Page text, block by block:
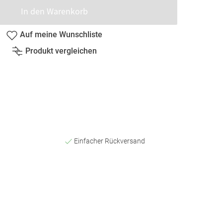
In den Warenkorb
Auf meine Wunschliste
Produkt vergleichen
Einfacher Rückversand